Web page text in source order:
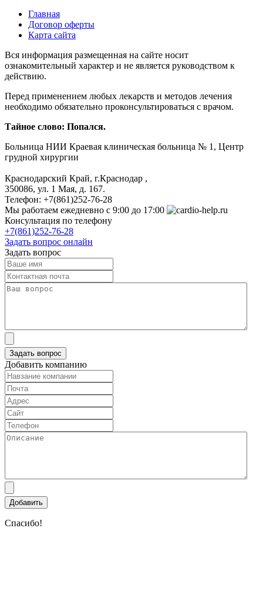
Главная
Договор оферты
Карта сайта
Вся информация размещенная на сайте носит
ознакомительный характер и не является руководством к
действию.
Перед применением любых лекарств и методов лечения
необходимо обязательно проконсультироваться с врачом.
Тайное слово: Попался.
Больница НИИ Краевая клиническая больница № 1, Центр
грудной хирургии
Краснодарский Край, г.Краснодар ,
350086, ул. 1 Мая, д. 167.
Телефон: +7(861)252-76-28
Мы работаем ежедневно с 9:00 до 17:00
Консультация по телефону
+7(861)252-76-28
Задать вопрос онлайн
Задать вопрос
Добавить компанию
Спасибо!